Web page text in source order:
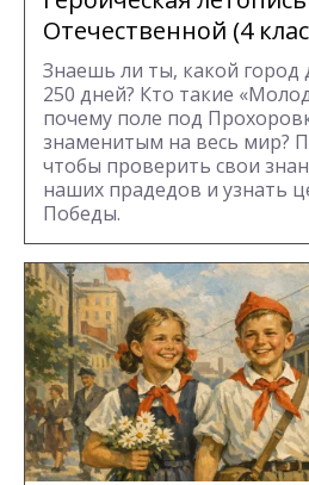
Отечественной (4
Знаешь ли ты, какой город
250 дней? Кто такие
почему поле под
знаменитым на весь мир?
чтобы проверить свои
наших прадедов и узнать
Победы.